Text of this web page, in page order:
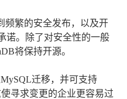
频繁的安全发布，以及开
诺。除了对安全性的一般
将保持开源。
迁移，并可支持
寻求变更的企业更容易过